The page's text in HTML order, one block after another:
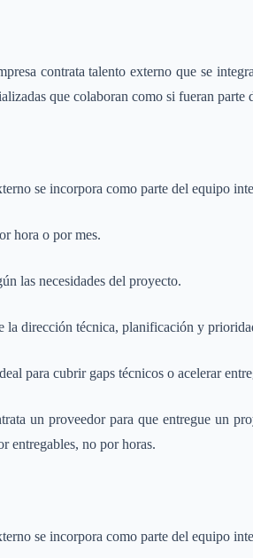
contrata talento externo que se
que colaboran como si fueran parte
se incorpora como parte del equipo
hora o por mes.
las necesidades del proyecto.
la dirección técnica, planificación y
para cubrir gaps técnicos o acelerar
un proveedor para que entregue un
entregables, no por horas.
se incorpora como parte del equipo